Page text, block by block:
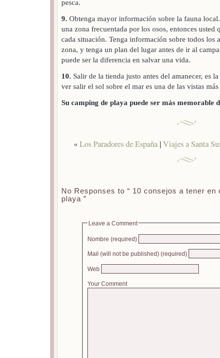
pesca.
9. Obtenga mayor información sobre la fauna
una zona frecuentada por los osos, entonces usted
cada situación. Tenga información sobre todos los
zona, y tenga un plan del lugar antes de ir al
puede ser la diferencia en salvar una vida.
10. Salir de la tienda justo antes del amanecer, es
ver salir el sol sobre el mar es una de las vistas
Su camping de playa puede ser más memorable
«Los Paradores de España |Viajes a Santa
No Responses to “ 10 consejos a tener en
playa ”
Leave a Comment
Nombre (required)
Mail (will not be published) (required)
Web
Your Comment